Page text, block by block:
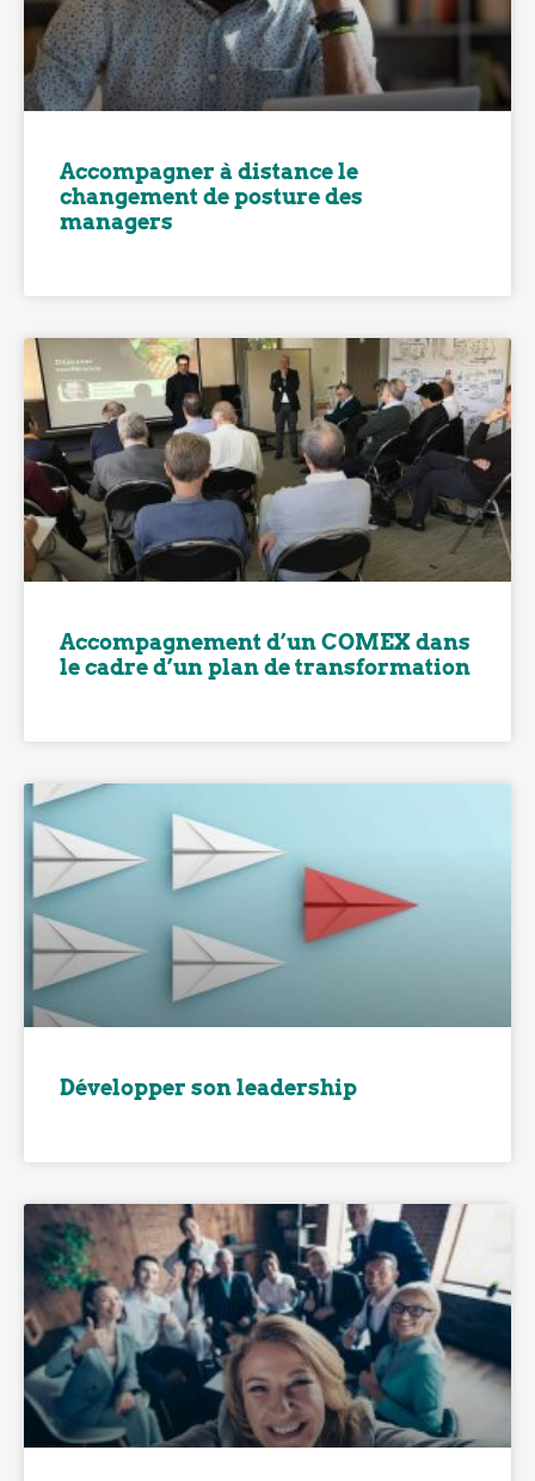
Accompagner à distance le
changement de posture des
managers
Accompagnement d’un COMEX dans
le cadre d’un plan de transformation
Développer son leadership